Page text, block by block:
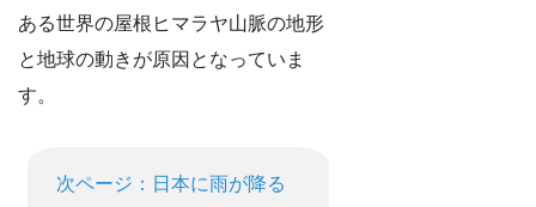
ある世界の屋根ヒマラヤ山脈の地形
と地球の動きが原因となっていま
す。
次ページ：日本に雨が降る